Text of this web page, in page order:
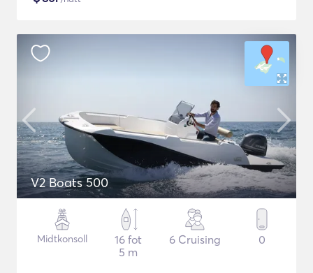
V2 Boats 500
Midtkonsoll
16 fot
5 m
6 Cruising 0